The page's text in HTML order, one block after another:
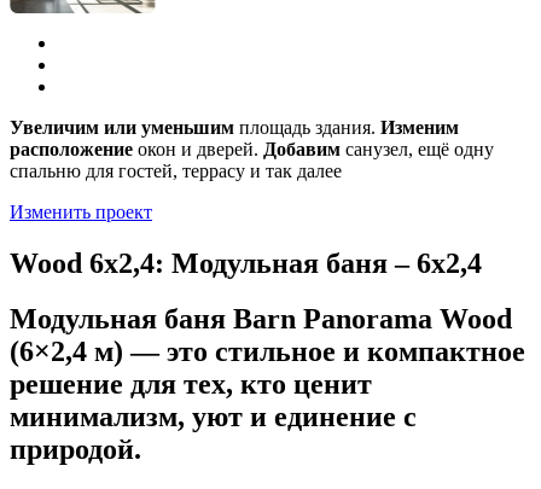
Увеличим или уменьшим площадь здания. Изменим
расположение окон и дверей. Добавим санузел, ещё одну
спальню для гостей, террасу и так далее
Изменить проект
Wood 6х2,4: Модульная баня – 6х2,4
Модульная баня Barn Panorama Wood
(6×2,4 м) — это стильное и компактное
решение для тех, кто ценит
минимализм, уют и единение с
природой.